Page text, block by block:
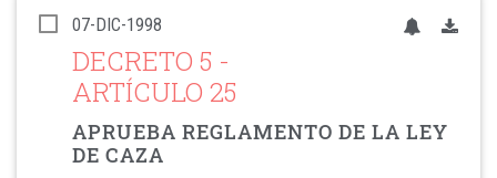
07-DIC-1998
DECRETO 5 -
ARTÍCULO 25
APRUEBA REGLAMENTO DE LA LEY
DE CAZA